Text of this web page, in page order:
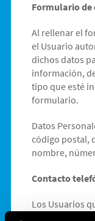
Formulario de
Al rellenar el
el Usuario
dichos datos
información,
tipo que esté
formulario.
Datos
código postal,
nombre,
Contacto
Los Usuarios